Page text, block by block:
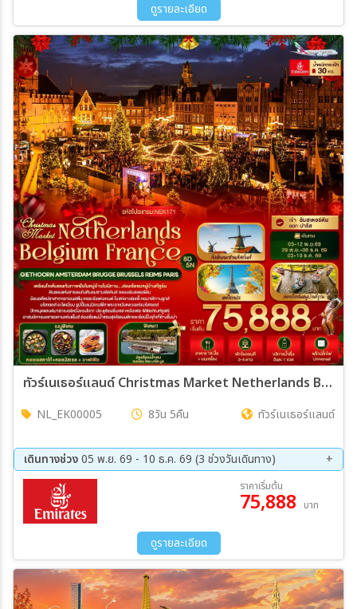
ดูรายละเอียด
ทัวร์เนเธอร์แลนด์ Christmas Market Netherlands Belgium France GIETHOORN AMSTERDAM BRUGGE BRUSSELS REIMS PARIS 8วัน 5คืน (EK)
NL_EK00005 8วัน 5คืน ทัวร์เนเธอร์แลนด์
เดินทางช่วง05 พ.ย. 69 - 10 ธ.ค. 69 (3 ช่วงวันเดินทาง)
05 พ.ย. 69 - 12 พ.ย. 69
29 พ.ย. 69 - 06 ธ.ค. 69
03 ธ.ค. 69 - 10 ธ.ค. 69
ราคาเริ่มต้น
75,888 บาท
ดูรายละเอียด